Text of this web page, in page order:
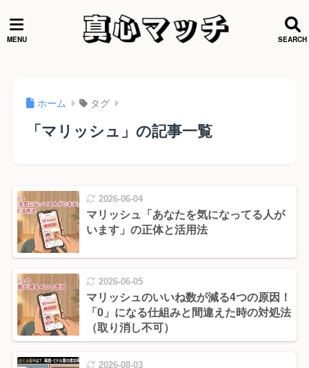
ホーム タグ
「マリッシュ」の記事一覧
2026-06-04
マリッシュ「あなたを気になってる人が
います」の正体と活用法
2026-06-05
マリッシュのいいね数が減る4つの原因！
「0」になる仕組みと間違えた時の対処法
（取り消し不可）
2026-08-03